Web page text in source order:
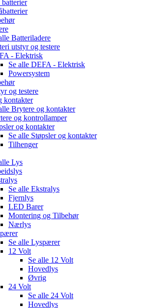
Batteriladere
utstyr og testere
- Elektrisk
Se alle DEFA - Elektrisk
Powersystem
og testere
kontakter
Brytere og kontakter
og kontrollamper
og kontakter
Se alle Støpsler og kontakter
Tilhenger
Lys
Se alle Ekstralys
Fjernlys
LED Barer
Montering og Tilbehør
Nærlys
Se alle Lyspærer
12 Volt
Se alle 12 Volt
Hovedlys
Øvrig
24 Volt
Se alle 24 Volt
Hovedlys